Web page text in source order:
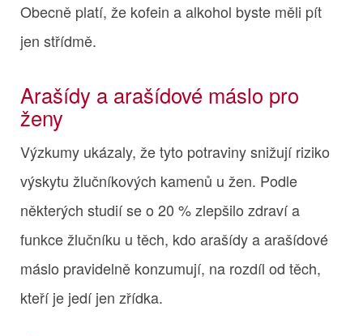
Obecně platí, že kofein a alkohol byste měli pít
jen střídmě.
Arašídy a arašídové máslo pro
ženy
Výzkumy ukázaly, že tyto potraviny snižují riziko
výskytu žlučníkových kamenů u žen. Podle
některých studií se o 20 % zlepšilo zdraví a
funkce žlučníku u těch, kdo arašídy a arašídové
máslo pravidelně konzumují, na rozdíl od těch,
kteří je jedí jen zřídka.